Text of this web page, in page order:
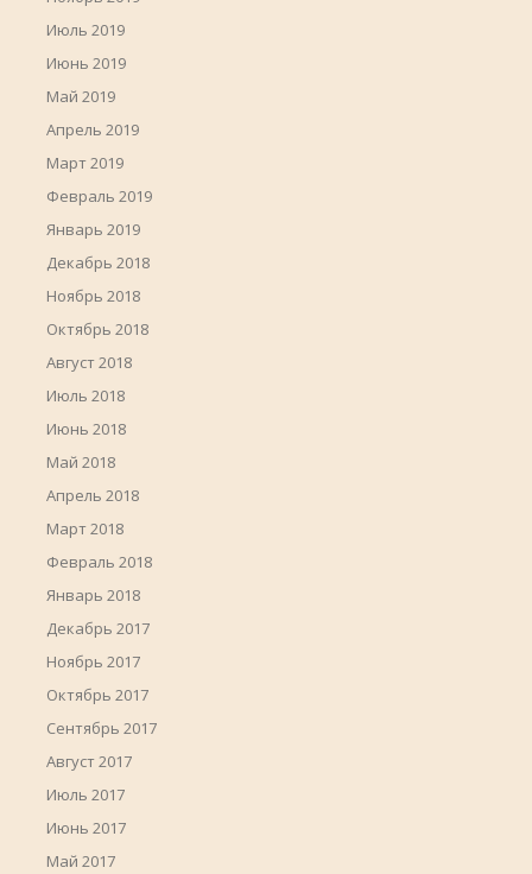
Июль 2019
Июнь 2019
Май 2019
Апрель 2019
Март 2019
Февраль 2019
Январь 2019
Декабрь 2018
Ноябрь 2018
Октябрь 2018
Август 2018
Июль 2018
Июнь 2018
Май 2018
Апрель 2018
Март 2018
Февраль 2018
Январь 2018
Декабрь 2017
Ноябрь 2017
Октябрь 2017
Сентябрь 2017
Август 2017
Июль 2017
Июнь 2017
Май 2017